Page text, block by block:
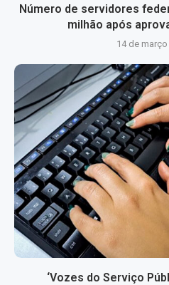
Número de servidores
milhão após
14 de
‘Vozes do Serviço